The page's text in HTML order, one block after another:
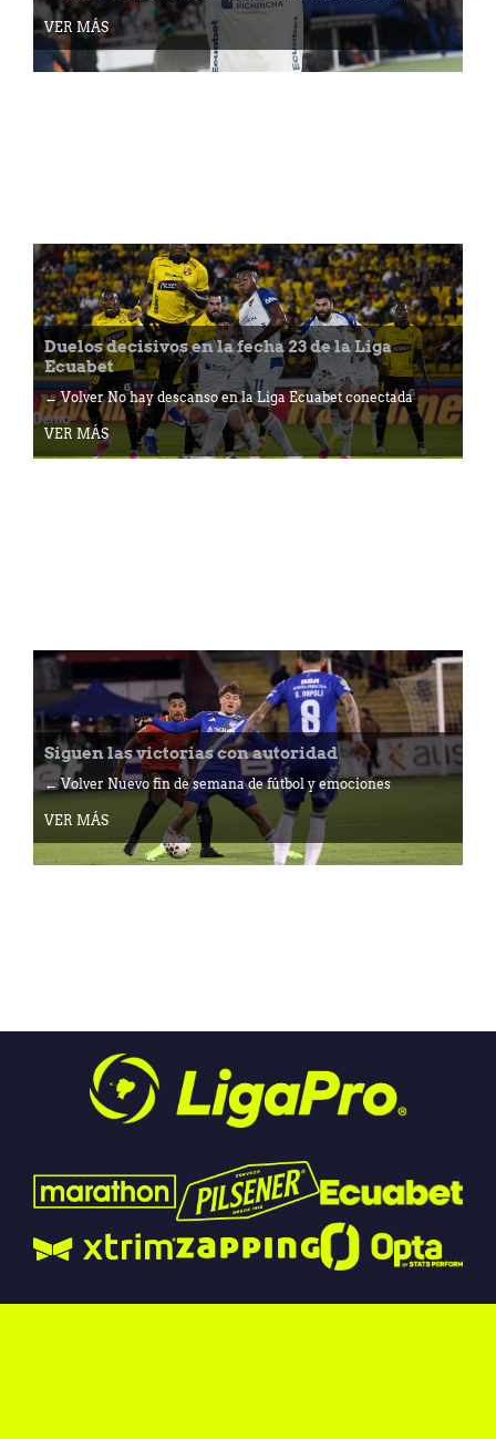
VER MÁS
Duelos decisivos en la fecha 23 de la Liga
Ecuabet
← Volver No hay descanso en la Liga Ecuabet conectada
VER MÁS
Siguen las victorias con autoridad
← Volver Nuevo fin de semana de fútbol y emociones
VER MÁS